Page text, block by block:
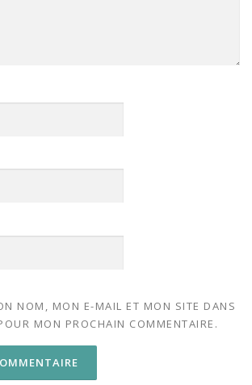
NOM, MON E-MAIL ET MON SITE DANS
MON PROCHAIN COMMENTAIRE.